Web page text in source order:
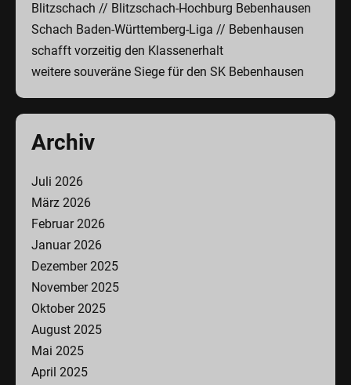
Blitzschach // Blitzschach-Hochburg Bebenhausen
Schach Baden-Württemberg-Liga // Bebenhausen
schafft vorzeitig den Klassenerhalt
weitere souveräne Siege für den SK Bebenhausen
Archiv
Juli 2026
März 2026
Februar 2026
Januar 2026
Dezember 2025
November 2025
Oktober 2025
August 2025
Mai 2025
April 2025